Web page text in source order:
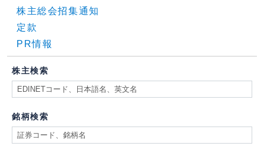
株主総会招集通知
定款
PR情報
株主検索
銘柄検索